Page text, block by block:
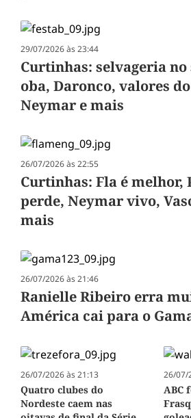
29/07/2026 às 23:44
Curtinhas: selvageria no
oba, Daronco, valores
Neymar e mais
26/07/2026 às 22:55
Curtinhas: Fla é melhor,
perde, Neymar vivo,
mais
26/07/2026 às 21:46
Ranielle Ribeiro erra
América cai para o
26/07/2026 às 21:13
Quatro clubes do
Nordeste caem nas
26/07/
ABC